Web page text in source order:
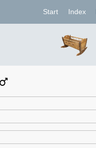
Start Index